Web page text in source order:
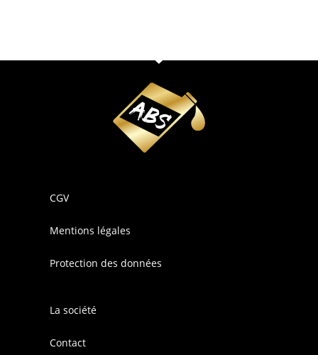
CGV
Mentions légales
Protection des données
La société
Contact